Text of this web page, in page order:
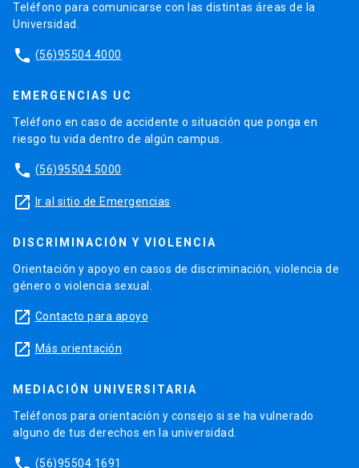
Teléfono para comunicarse con las distintas áreas de la
Universidad.
phone (56)95504 4000
EMERGENCIAS UC
Teléfono en caso de accidente o situación que ponga en
riesgo tu vida dentro de algún campus.
phone (56)95504 5000
launch Ir al sitio de Emergencias
DISCRIMINACIÓN Y VIOLENCIA
Orientación y apoyo en casos de discriminación, violencia de
género o violencia sexual.
launch Contacto para apoyo
launch Más orientación
MEDIACIÓN UNIVERSITARIA
Teléfonos para orientación y consejo si se ha vulnerado
alguno de tus derechos en la universidad.
(56)95504 1691